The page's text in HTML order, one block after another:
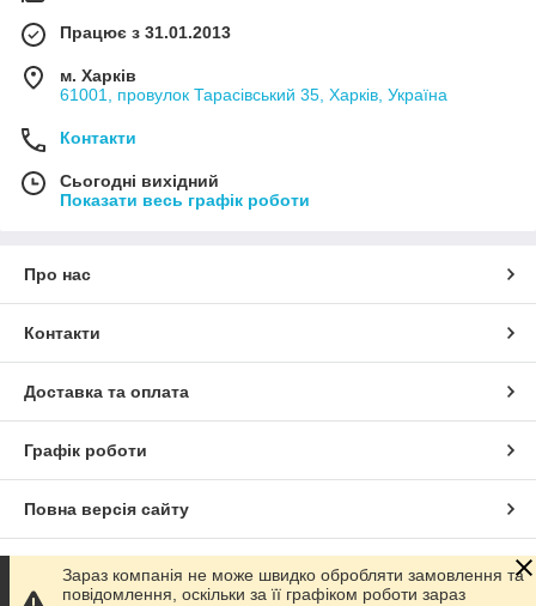
Працює з 31.01.2013
м. Харків
61001, провулок Тарасівський 35, Харків, Україна
Контакти
Сьогодні вихідний
Показати весь графік роботи
Про нас
Контакти
Доставка та оплата
Графік роботи
Повна версія сайту
Сайт створено на маркетплейсі Prom.ua
Зараз компанія не може швидко обробляти замовлення та
повідомлення, оскільки за її графіком роботи зараз